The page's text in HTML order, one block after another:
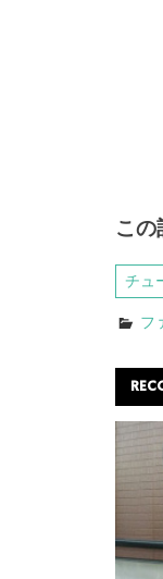
この
チュ
フ